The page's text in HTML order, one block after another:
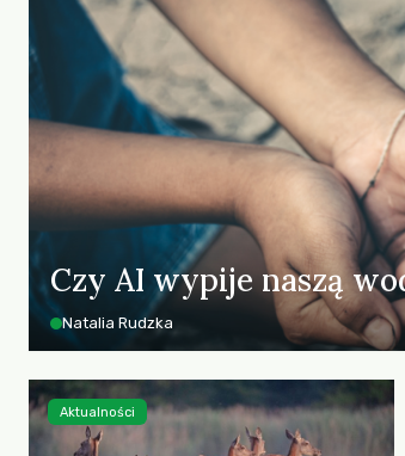
Czy AI wypije naszą
Natalia Rudzka
Aktualności